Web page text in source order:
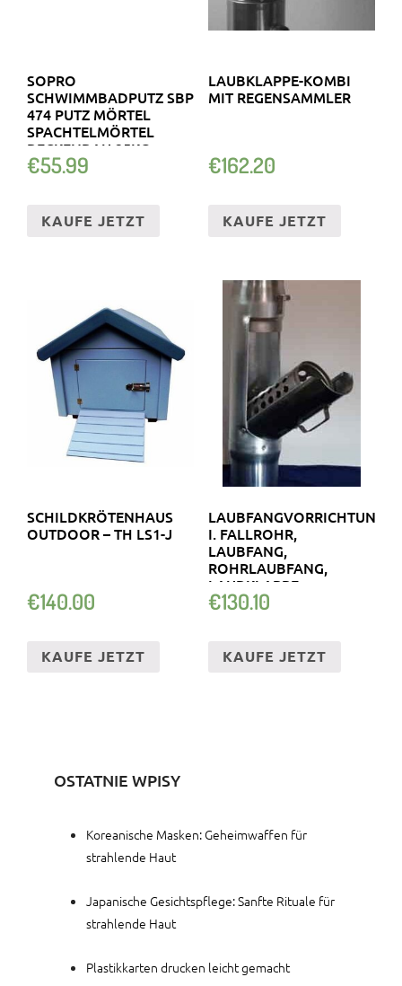
SOPRO
SCHWIMMBADPUTZ SBP
474 PUTZ MÖRTEL
SPACHTELMÖRTEL
BECKENBAU 25KG
€55.99
KAUFE JETZT
LAUBKLAPPE-KOMBI
MIT REGENSAMMLER
€162.20
KAUFE JETZT
SCHILDKRÖTENHAUS
OUTDOOR – TH LS1-J
€140.00
KAUFE JETZT
LAUBFANGVORRICHTUNG
I. FALLROHR,
LAUBFANG,
ROHRLAUBFANG,
LAUBKLAPPE
€130.10
KAUFE JETZT
OSTATNIE WPISY
Koreanische Masken: Geheimwaffen für
strahlende Haut
Japanische Gesichtspflege: Sanfte Rituale für
strahlende Haut
Plastikkarten drucken leicht gemacht